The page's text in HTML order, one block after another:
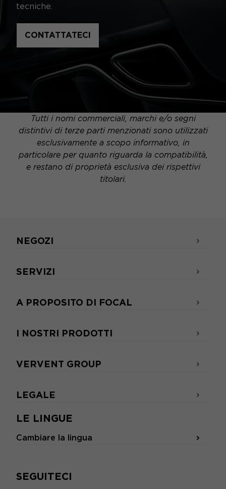
tecniche.
CONTATTATECI
Tutti i nomi commerciali, marchi e/o segni
distintivi di terze parti menzionati sono utilizzati
esclusivamente a scopo informativo, in
particolare per quanto riguarda la compatibilità,
e restano di proprietà esclusiva dei rispettivi
titolari.
LE LINGUE
Cambiare la lingua
SEGUITECI
NEGOZI
SERVIZI
A PROPOSITO DI FOCAL
I NOSTRI PRODOTTI
VERVENT GROUP
LEGALE